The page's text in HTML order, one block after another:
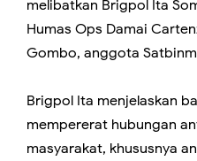
melibatkan Brigpol Ita
Humas Ops Damai
Gombo, anggota
Brigpol Ita menjelaskan
mempererat hubungan
masyarakat, khususnya